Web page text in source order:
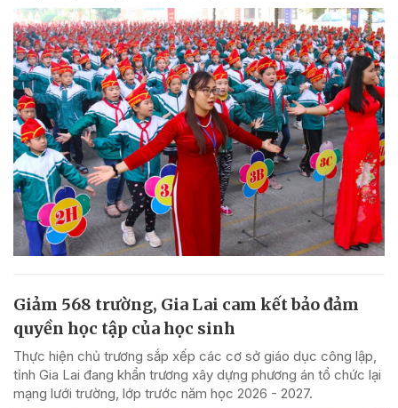
Giảm 568 trường, Gia Lai cam kết bảo đảm
quyền học tập của học sinh
Thực hiện chủ trương sắp xếp các cơ sở giáo dục công lập,
tỉnh Gia Lai đang khẩn trương xây dựng phương án tổ chức lại
mạng lưới trường, lớp trước năm học 2026 - 2027.